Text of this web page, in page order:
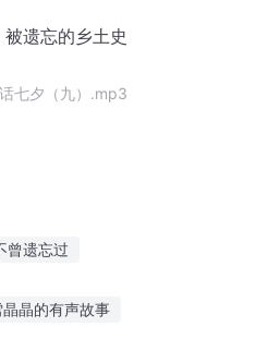
遗忘的乡土史
七夕（九）.mp3
曾遗忘过
晶的有声故事